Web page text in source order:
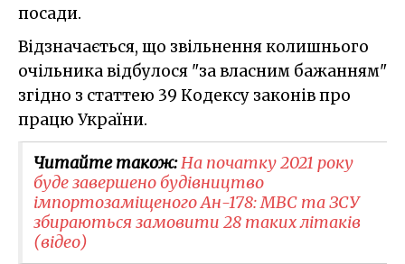
посади.
Відзначається, що звільнення колишнього
очільника відбулося "за власним бажанням"
згідно з статтею 39 Кодексу законів про
працю України.
Читайте також:На початку 2021 року
буде завершено будівництво
імпортозаміщеного Ан-178: МВС та ЗСУ
збираються замовити 28 таких літаків
(відео)